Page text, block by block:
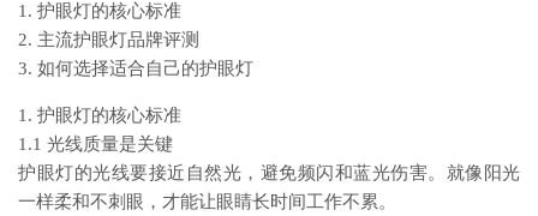
1. 护眼灯的核心标准
2. 主流护眼灯品牌评测
3. 如何选择适合自己的护眼灯
1. 护眼灯的核心标准
1.1 光线质量是关键
护眼灯的光线要接近自然光，避免频闪和蓝光伤害。就像阳光
一样柔和不刺眼，才能让眼睛长时间工作不累。